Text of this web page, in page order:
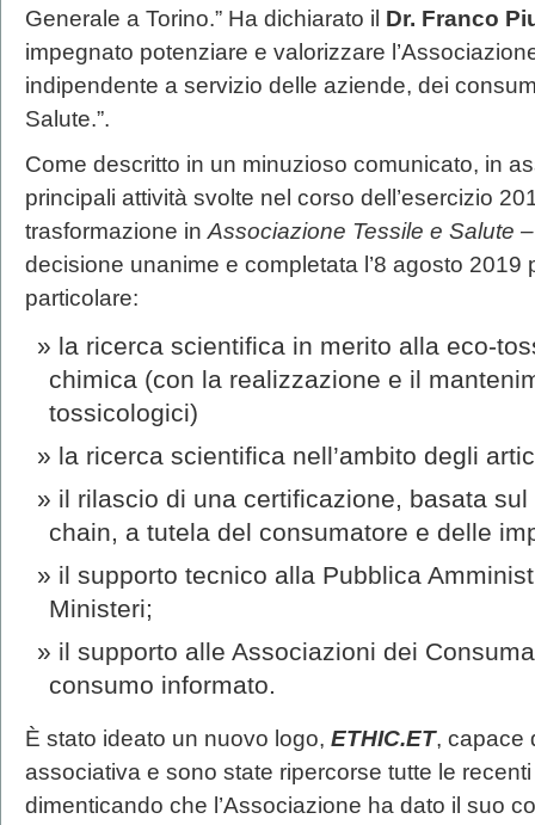
Generale a Torino.” Ha dichiarato il Dr. Franco
impegnato potenziare e valorizzare
indipendente a servizio delle aziende, dei
Salute.”.
Come descritto in un minuzioso comunicato, in
principali attività svolte nel corso dell’esercizio
trasformazione in Associazione Tessile e Salute
decisione unanime e completata l’8 agosto 2019
particolare:
la ricerca scientifica in merito alla eco-
chimica (con la realizzazione e il
tossicologici)
la ricerca scientifica nell’ambito degli
il rilascio di una certificazione, basata
chain, a tutela del consumatore e delle
il supporto tecnico alla Pubblica
Ministeri;
il supporto alle Associazioni dei
consumo informato.
È stato ideato un nuovo logo, ETHIC.ET, capace
associativa e sono state ripercorse tutte le
dimenticando che l’Associazione ha dato il suo